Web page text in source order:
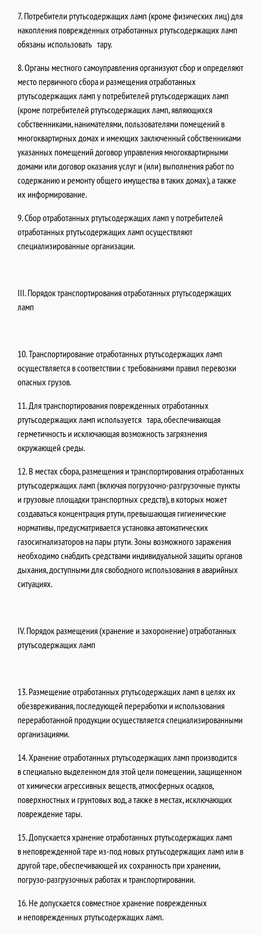
7. Потребители ртутьсодержащих ламп (кроме физических лиц) для
накопления поврежденных отработанных ртутьсодержащих ламп
обязаны использовать тару.
8. Органы местного самоуправления организуют сбор и определяют
место первичного сбора и размещения отработанных
ртутьсодержащих ламп у потребителей ртутьсодержащих ламп
(кроме потребителей ртутьсодержащих ламп, являющихся
собственниками, нанимателями, пользователями помещений в
многоквартирных домах и имеющих заключенный собственниками
указанных помещений договор управления многоквартирными
домами или договор оказания услуг и (или) выполнения работ по
содержанию и ремонту общего имущества в таких домах), а также
их информирование.
9. Сбор отработанных ртутьсодержащих ламп у потребителей
отработанных ртутьсодержащих ламп осуществляют
специализированные организации.
III. Порядок транспортирования отработанных ртутьсодержащих
ламп
10. Транспортирование отработанных ртутьсодержащих ламп
осуществляется в соответствии с требованиями правил перевозки
опасных грузов.
11. Для транспортирования поврежденных отработанных
ртутьсодержащих ламп используется тара, обеспечивающая
герметичность и исключающая возможность загрязнения
окружающей среды.
12. В местах сбора, размещения и транспортирования отработанных
ртутьсодержащих ламп (включая погрузочно-разгрузочные пункты
и грузовые площадки транспортных средств), в которых может
создаваться концентрация ртути, превышающая гигиенические
нормативы, предусматривается установка автоматических
газосигнализаторов на пары ртути. Зоны возможного заражения
необходимо снабдить средствами индивидуальной защиты органов
дыхания, доступными для свободного использования в аварийных
ситуациях.
IV. Порядок размещения (хранение и захоронение) отработанных
ртутьсодержащих ламп
13. Размещение отработанных ртутьсодержащих ламп в целях их
обезвреживания, последующей переработки и использования
переработанной продукции осуществляется специализированными
организациями.
14. Хранение отработанных ртутьсодержащих ламп производится
в специально выделенном для этой цели помещении, защищенном
от химически агрессивных веществ, атмосферных осадков,
поверхностных и грунтовых вод, а также в местах, исключающих
повреждение тары.
15. Допускается хранение отработанных ртутьсодержащих ламп
в неповрежденной таре из-под новых ртутьсодержащих ламп или в
другой таре, обеспечивающей их сохранность при хранении,
погрузо-разгрузочных работах и транспортировании.
16. Не допускается совместное хранение поврежденных
и неповрежденных ртутьсодержащих ламп.